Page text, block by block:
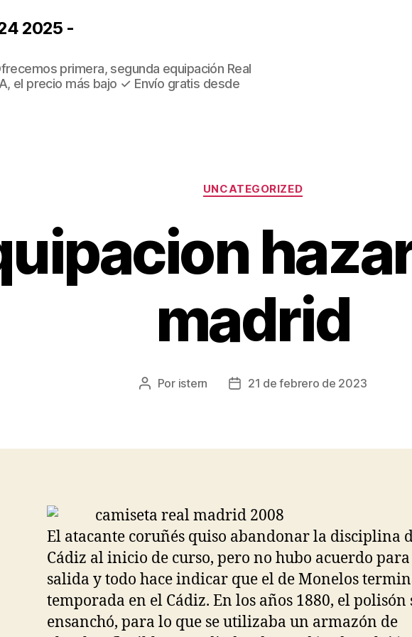
2025 -
primera, segunda equipación Real
el precio más bajo ✓ Envío gratis desde
Categorías
UNCATEGORIZED
madrid
Autor
Por istern
Fecha21 de febrero de 2023
El atacante coruñés quiso abandonar la disciplina
Cádiz al inicio de curso, pero no hubo acuerdo para
salida y todo hace indicar que el de Monelos
temporada en el Cádiz. En los años 1880, el polisón
ensanchó, para lo que se utilizaba un armazón de